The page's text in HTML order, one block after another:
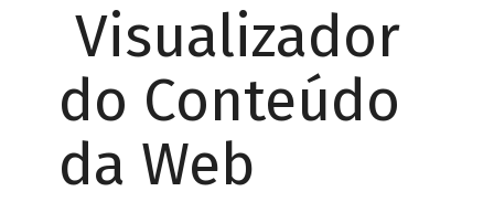
Visualizador
do Conteúdo
da Web